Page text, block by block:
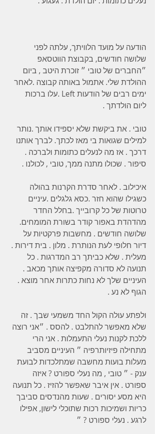
הודעה על מועד הלוויתך, עלתה לפני
שלושה חודשים, בקבוצת הווטסאפ
״החברים של טובי ״ זוכרת היטב , ביום
ההולדת שלי. אתמול באותה קבוצה .לאחר
ימים רבים של הודעות Left .עלו ברכות
ליום הולדתך .
טובי . את ביקשת שלא יספידו אותך .נותר
למילים שגואות בי מאז לכתך. לברך אותנו
דרכך . אז מה לנעלים כתומות ולברכה .
סיפור . שכולו מתנה ממך, טובי , לכולנו .
איכילוב . לאחר סדרת הקרנות בהולה
כשגילו שהוא חזר .כסא גלגלים .עיניים
טרוטות של כל קרובייך .בחלל החדר
מהדהדת באפור קודר בשורת המומחים.
שלושה חודשים . מחשבות פרקטיות על
דיור חלופי לעת הנותרת . מלון . בית דירות .
מעלית . שלא כביתך רב המדרגות . כל
תנועה לא סדורה מקפיצה אותך מכאב .
העיניים שלך לא נחות כתרות אחר מוצא .
הגוף לא נע .
ולפתע עולה הקול החד משמעי שבך . זה
שלא מאפשר להתלבט . להסס . ״אני רוצה
ללכת לקנות נעלי התעמלות . אני הרי
מתחילה פיזיותרפיה ״ העיניים מסביב
מעלות בועות מחשבה שמתלכדות לבועת
ענק - ״ טובי , מה נעלי ספורט ? איזה
ספורט . אין איבר שאפשר להזיז . כל תנועה
היא מסע יסורים . שעות מהנדסים סביבך
כריות ושמיכות רכות שתוכלי לישון, אפילו
לרגע . נעלי ספורט ? ״